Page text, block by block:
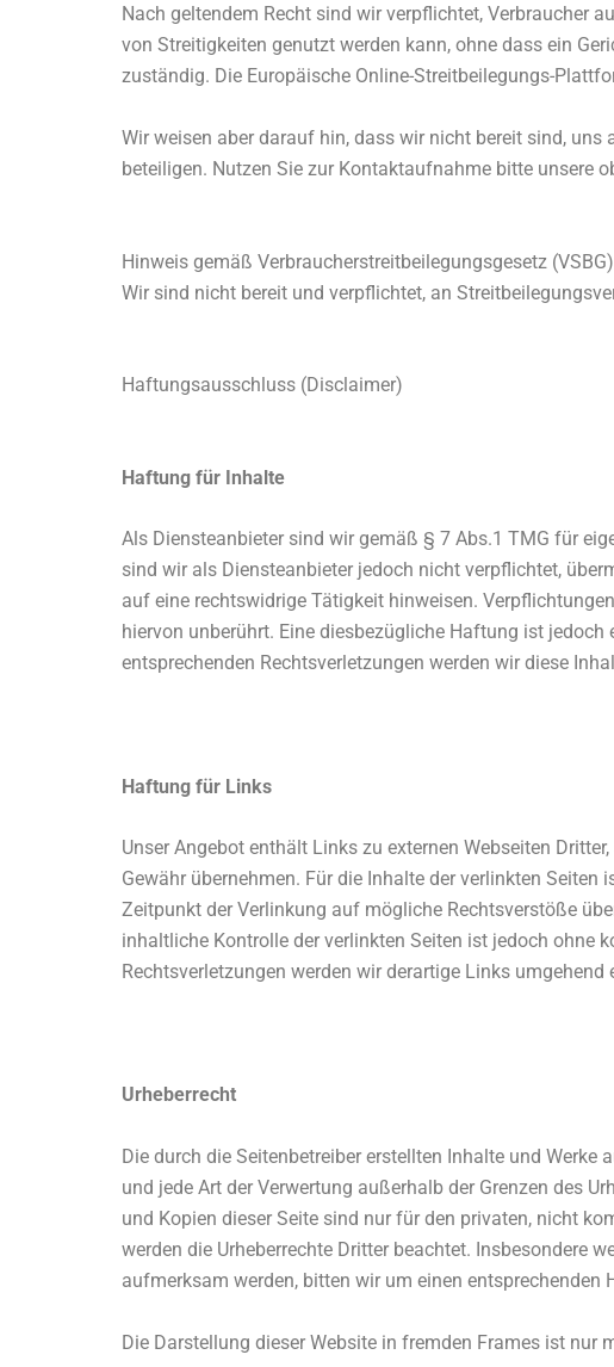
Nach geltendem Recht sind wir verpflichtet, Verbraucher
von Streitigkeiten genutzt werden kann, ohne dass ein
zuständig. Die Europäische Online-Streitbeilegungs-
Wir weisen aber darauf hin, dass wir nicht bereit sind,
beteiligen. Nutzen Sie zur Kontaktaufnahme bitte unsere
Hinweis gemäß Verbraucherstreitbeilegungsgesetz (VSBG)
Wir sind nicht bereit und verpflichtet, an
Haftungsausschluss (Disclaimer)
Haftung für Inhalte
Als Diensteanbieter sind wir gemäß § 7 Abs.1 TMG für
sind wir als Diensteanbieter jedoch nicht verpflichtet,
auf eine rechtswidrige Tätigkeit hinweisen.
hiervon unberührt. Eine diesbezügliche Haftung ist
entsprechenden Rechtsverletzungen werden wir diese
Haftung für Links
Unser Angebot enthält Links zu externen Webseiten
Gewähr übernehmen. Für die Inhalte der verlinkten
Zeitpunkt der Verlinkung auf mögliche Rechtsverstöße
inhaltliche Kontrolle der verlinkten Seiten ist jedoch ohne
Rechtsverletzungen werden wir derartige Links umgehend
Urheberrecht
Die durch die Seitenbetreiber erstellten Inhalte und
und jede Art der Verwertung außerhalb der Grenzen des
und Kopien dieser Seite sind nur für den privaten, nicht
werden die Urheberrechte Dritter beachtet. Insbesondere
aufmerksam werden, bitten wir um einen entsprechenden
Die Darstellung dieser Website in fremden Frames ist nur